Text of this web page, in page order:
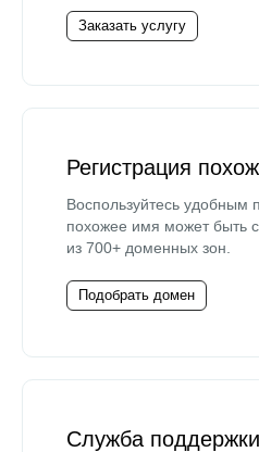
Заказать услугу
Регистрация
Воспользуйтесь
похожее имя может быть
из 700+ доменных зон.
Подобрать домен
Служба поддержки